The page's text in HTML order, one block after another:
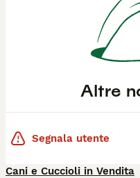
Altre
Segnala utente
Cani e Cuccioli in Vendita